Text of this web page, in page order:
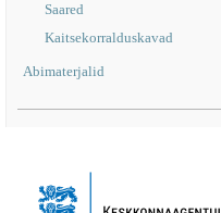
Saared
Kaitsekorralduskavad
Abimaterjalid